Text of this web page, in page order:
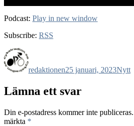
Podcast: Play in new window
Subscribe: RSS
redaktionen25 januari, 2023Nytt
Lämna ett svar
Din e-postadress kommer inte publiceras.
märkta *